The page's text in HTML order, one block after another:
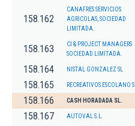
158.162
CANAFRES SERVICIOS
AGRICOLAS, SOCIEDAD
LIMITADA.
158.163
CI & PROJECT MANAGERS
SOCIEDAD LIMITADA.
158.164 NISTAL GONZALEZ SL
158.165 RECREATIVOS ESCOLANO SL
158.166 CASH HORADADA SL.
158.167 AUTOVAL S.L.